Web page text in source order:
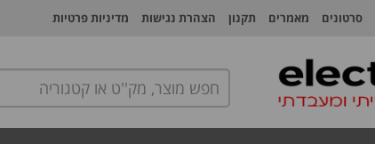
סרטונים מאמרים תקנון הצהרת נגישות מדיניות פרטיות